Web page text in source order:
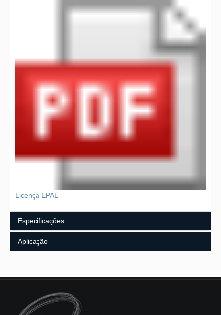
Licença EPAL
Especificações
Composição Química
Outras especificações sob consulta.
Aplicação
Paletes;